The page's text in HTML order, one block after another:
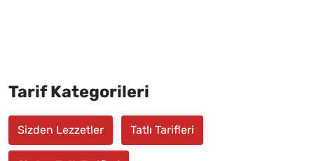
Tarif Kategorileri
Sizden Lezzetler Tatlı Tarifleri